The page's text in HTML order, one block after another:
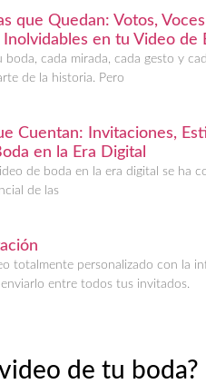
que Quedan: Votos,
Inolvidables en tu Video de
boda, cada mirada, cada gesto y
de la historia. Pero
Cuentan: Invitaciones,
en la Era Digital
de boda en la era digital se ha
de las
totalmente personalizado con la
entre todos tus invitados.
de tu boda?